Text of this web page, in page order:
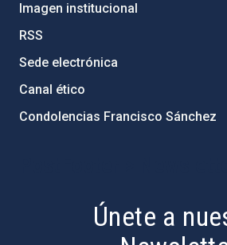
Imagen institucional
RSS
Sede electrónica
Canal ético
Condolencias Francisco Sánchez
Únete a